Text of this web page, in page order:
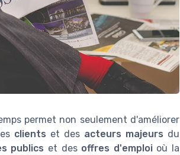
permet non seulement d'améliorer
clients et des acteurs majeurs du
publics et des offres d'emploioù la